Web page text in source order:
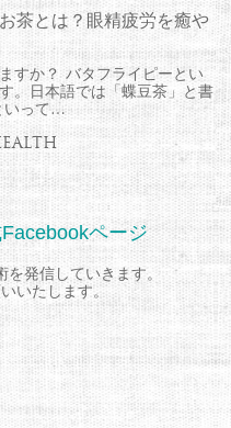
茶とは？眼精疲労を癒や
すか？ バタフライピーとい
。日本語では「蝶豆茶」と書
いって…
ページ
を発信していきます。
いたします。